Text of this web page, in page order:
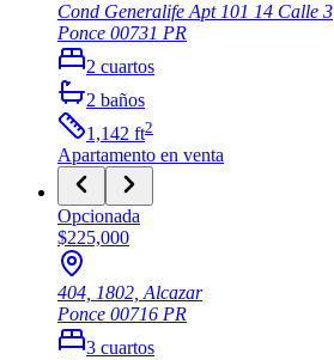
Cond Generalife Apt 101 14 Calle 3
Ponce 00731 PR
2 cuartos
2 baños
1,142 ft2
Apartamento en venta
Opcionada
$225,000
404, 1802, Alcazar
Ponce 00716 PR
3 cuartos